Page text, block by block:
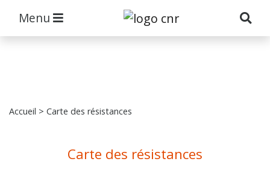
Menu
Accueil > Carte des résistances
Carte des résistances